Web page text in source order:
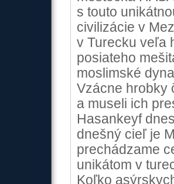
s touto
civilizácie v
v Turecku veľa
posiateho
moslimské
Vzácne hrobky
a museli ich
Hasankeyf
dnešný cieľ je
prechádzame
unikátom v
Koľko